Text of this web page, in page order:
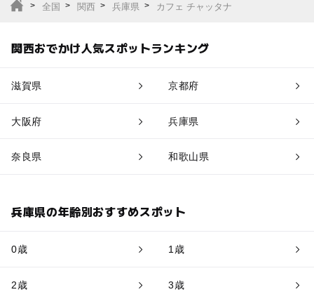
全国 関西 兵庫県 カフェ チャッタナ
関西おでかけ人気スポットランキング
滋賀県 京都府
大阪府 兵庫県
奈良県 和歌山県
兵庫県の年齢別おすすめスポット
0歳 1歳
2歳 3歳